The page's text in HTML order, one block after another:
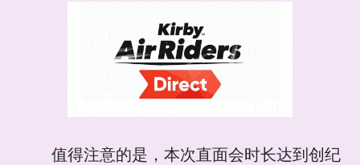
值得注意的是，本次直面会时长达到创纪